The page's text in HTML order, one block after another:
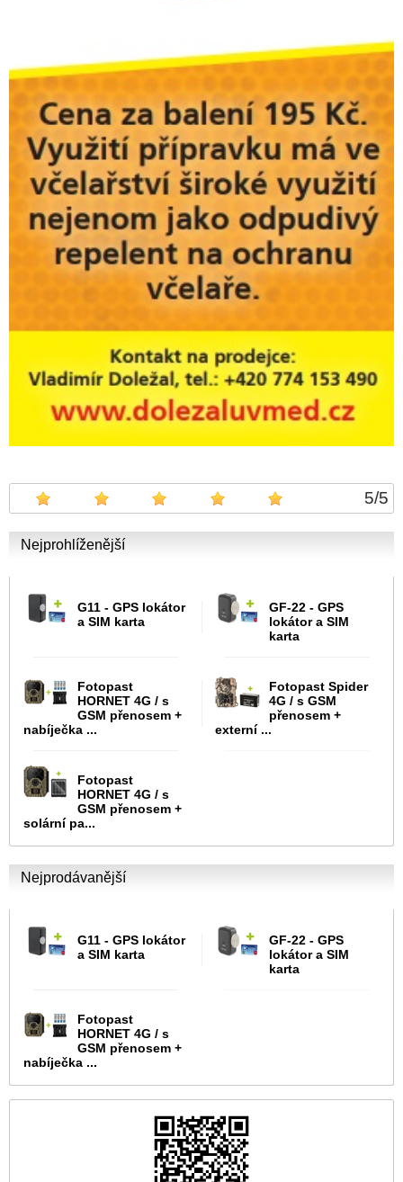
5/5
Nejprohlíženější
G11 - GPS lokátor
a SIM karta
GF-22 - GPS
lokátor a SIM
karta
Fotopast
HORNET 4G / s
GSM přenosem +
nabíječka ...
Fotopast Spider
4G / s GSM
přenosem +
externí ...
Fotopast
HORNET 4G / s
GSM přenosem +
solární pa...
Nejprodávanější
G11 - GPS lokátor
a SIM karta
GF-22 - GPS
lokátor a SIM
karta
Fotopast
HORNET 4G / s
GSM přenosem +
nabíječka ...